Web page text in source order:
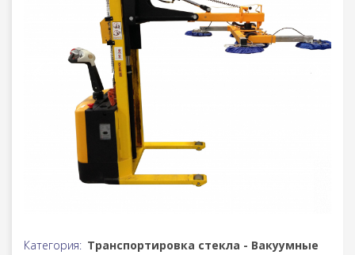
Категория: Транспортировка стекла - Вакуумные